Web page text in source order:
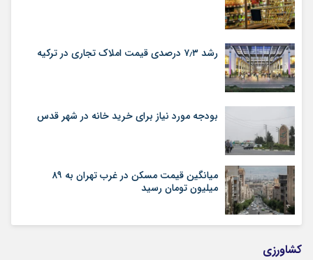
رشد ۷٫۳ درصدی قیمت‌ املاک تجاری در ترکیه
بودجه مورد نیاز برای خرید خانه در شهر قدس
میانگین قیمت مسکن در غرب تهران به ۸۹
میلیون تومان رسید
کشاورزی